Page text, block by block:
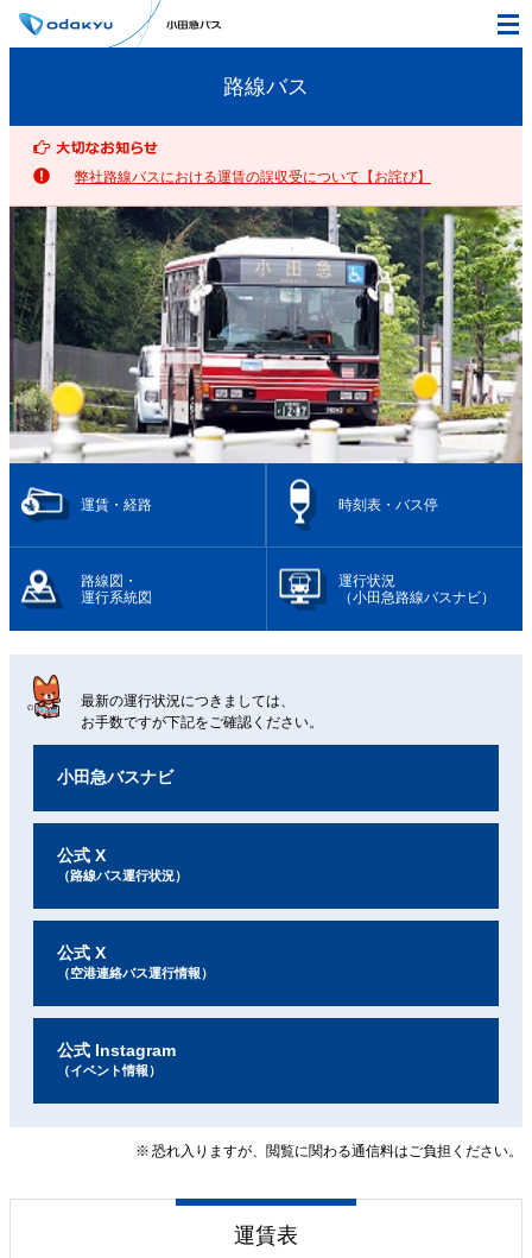
路線バス
弊社路線バスにおける運賃の誤収受について【お詫び】
運賃・経路 時刻表・バス停
路線図・
運行系統図
運行状況
（小田急路線バスナビ）
最新の運行状況につきましては、
お手数ですが下記をご確認ください。
小田急バスナビ
公式 X
（路線バス運行状況）
公式 X
（空港連絡バス運行情報）
公式 Instagram
（イベント情報）
恐れ入りますが、閲覧に関わる通信料はご負担ください。
運賃表